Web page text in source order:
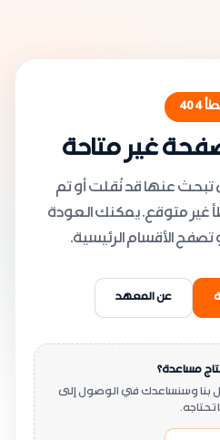
404
غير متاحة
عنها قد نُقلت أو تم
غير متوقع. يمكنك العودة
الأقسام الرئيسية.
عن المعهد
مساعدة؟
بنا وسنساعدك في الوصول إلى
تحتاجه.